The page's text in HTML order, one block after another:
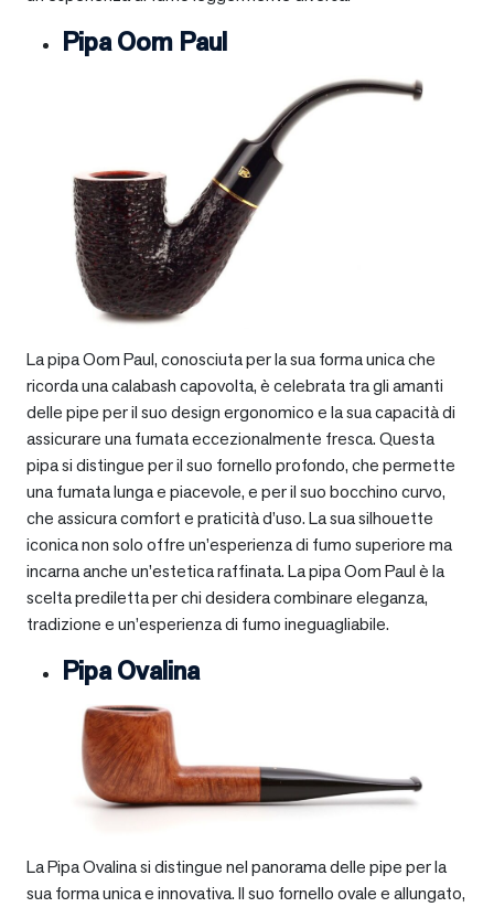
Pipa Oom Paul
La pipa Oom Paul, conosciuta per la sua forma unica che
ricorda una calabash capovolta, è celebrata tra gli amanti
delle pipe per il suo design ergonomico e la sua capacità di
assicurare una fumata eccezionalmente fresca. Questa
pipa si distingue per il suo fornello profondo, che permette
una fumata lunga e piacevole, e per il suo bocchino curvo,
che assicura comfort e praticità d’uso. La sua silhouette
iconica non solo offre un’esperienza di fumo superiore ma
incarna anche un’estetica raffinata. La pipa Oom Paul è la
scelta prediletta per chi desidera combinare eleganza,
tradizione e un’esperienza di fumo ineguagliabile.
Pipa Ovalina
La Pipa Ovalina si distingue nel panorama delle pipe per la
sua forma unica e innovativa. Il suo fornello ovale e allungato,